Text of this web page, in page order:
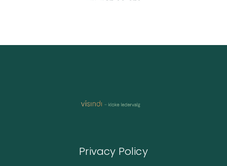
Privacy Policy